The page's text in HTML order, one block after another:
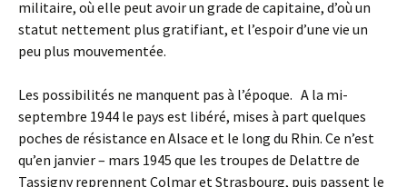
militaire, où elle peut avoir un grade de capitaine, d’où un
statut nettement plus gratifiant, et l’espoir d’une vie un
peu plus mouvementée.
Les possibilités ne manquent pas à l’époque. A la mi-
septembre 1944 le pays est libéré, mises à part quelques
poches de résistance en Alsace et le long du Rhin. Ce n’est
qu’en janvier – mars 1945 que les troupes de Delattre de
Tassigny reprennent Colmar et Strasbourg, puis passent le